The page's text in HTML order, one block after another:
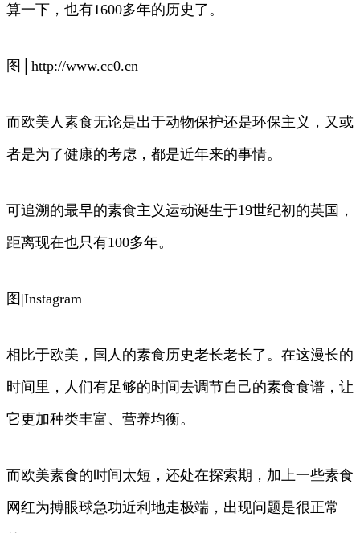
算一下，也有1600多年的历史了。
图│http://www.cc0.cn
而欧美人素食无论是出于动物保护还是环保主义，又或
者是为了健康的考虑，都是近年来的事情。
可追溯的最早的素食主义运动诞生于19世纪初的英国，
距离现在也只有100多年。
图|Instagram
相比于欧美，国人的素食历史老长老长了。在这漫长的
时间里，人们有足够的时间去调节自己的素食食谱，让
它更加种类丰富、营养均衡。
而欧美素食的时间太短，还处在探索期，加上一些素食
网红为搏眼球急功近利地走极端，出现问题是很正常